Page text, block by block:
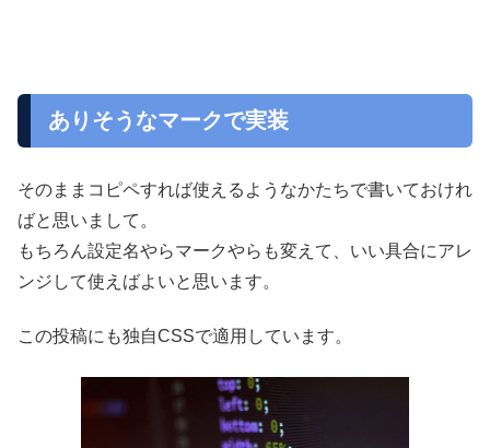
ありそうなマークで実装
そのままコピペすれば使えるようなかたちで書いておけれ
ばと思いまして。
もちろん設定名やらマークやらも変えて、いい具合にアレ
ンジして使えばよいと思います。
この投稿にも独自CSSで適用しています。